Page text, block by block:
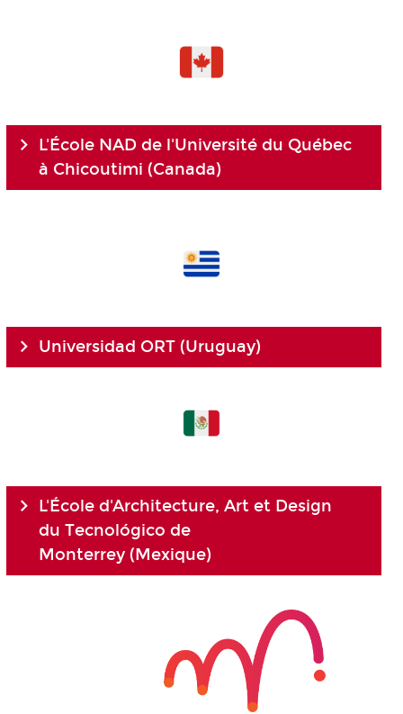
L'École NAD de l'Université du Québec
à Chicoutimi (Canada)
Universidad ORT (Uruguay)
L'École d'Architecture, Art et Design
du Tecnológico de
Monterrey (Mexique)